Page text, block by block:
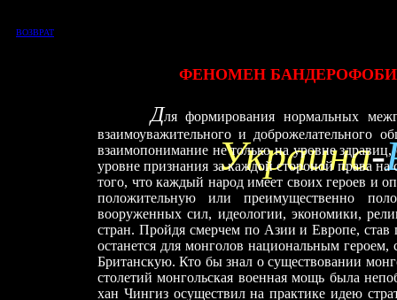
ВОЗВРАТ
Украина-
ФЕНОМЕН
Для формирования нормальных
взаимоуважительного и доброжелательного
взаимопонимание не только на уровне
уровне признания за каждой стороной права
того, что каждый народ имеет своих героев и
положительную или преимущественно
вооруженных сил, идеологии, экономики,
стран. Пройдя смерчем по Азии и Европе,
останется для монголов национальным
Британскую. Кто бы знал о существовании
столетий монгольская военная мощь была
хан Чингиз осуществил на практике идею